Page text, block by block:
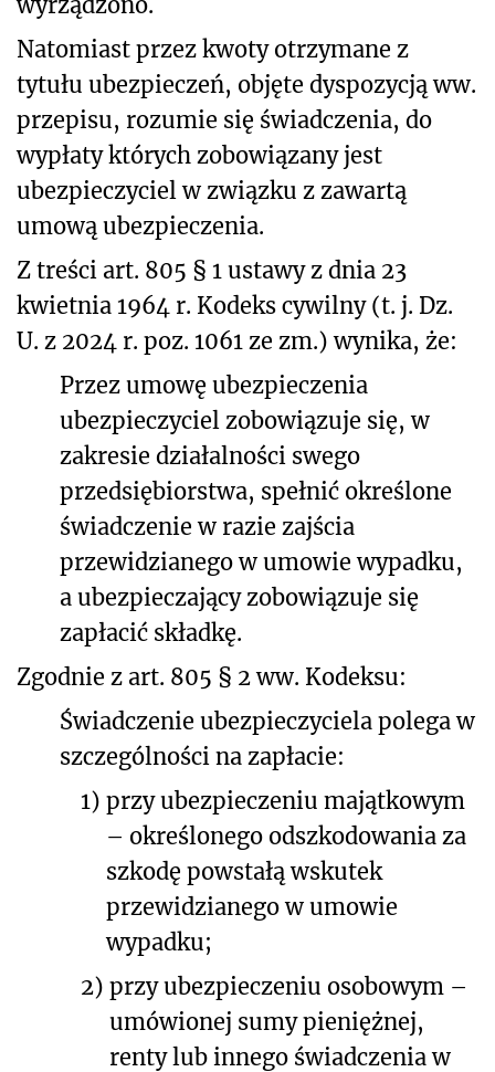
Natomiast przez kwoty otrzymane z
tytułu ubezpieczeń, objęte dyspozycją ww.
przepisu, rozumie się świadczenia, do
wypłaty których zobowiązany jest
ubezpieczyciel w związku z zawartą
umową ubezpieczenia.
Z treści art. 805 § 1 ustawy z dnia 23
kwietnia 1964 r. Kodeks cywilny (t. j. Dz.
U. z 2024 r. poz. 1061 ze zm.) wynika, że:
Przez umowę ubezpieczenia
ubezpieczyciel zobowiązuje się, w
zakresie działalności swego
przedsiębiorstwa, spełnić określone
świadczenie w razie zajścia
przewidzianego w umowie wypadku,
a ubezpieczający zobowiązuje się
zapłacić składkę.
Zgodnie z art. 805 § 2 ww. Kodeksu:
Świadczenie ubezpieczyciela polega w
szczególności na zapłacie:
1) przy ubezpieczeniu majątkowym
– określonego odszkodowania za
szkodę powstałą wskutek
przewidzianego w umowie
wypadku;
2) przy ubezpieczeniu osobowym –
umówionej sumy pieniężnej,
renty lub innego świadczenia w